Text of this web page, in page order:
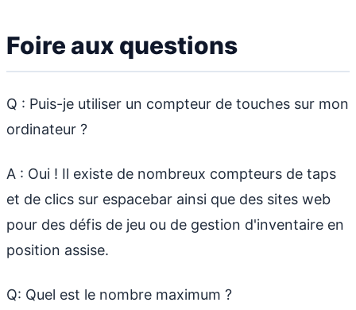
Foire aux questions
Q : Puis-je utiliser un compteur de touches sur mon
ordinateur ?
A : Oui ! Il existe de nombreux compteurs de taps
et de clics sur espacebar ainsi que des sites web
pour des défis de jeu ou de gestion d'inventaire en
position assise.
Q: Quel est le nombre maximum ?